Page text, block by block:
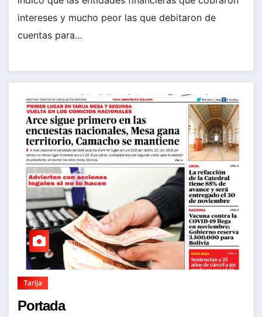
intereses y mucho peor las que debitaron de
cuentas para…
Tarija
Portada